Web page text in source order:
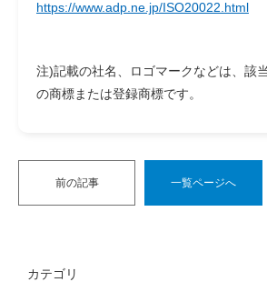
https://www.adp.ne.jp/ISO20022.html
注)記載の社名、ロゴマークなどは、該
の商標または登録商標です。
前の記事 一覧ページへ
カテゴリ